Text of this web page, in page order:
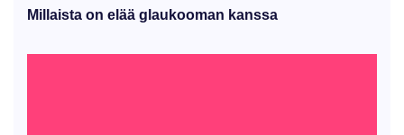
Millaista on elää glaukooman kanssa